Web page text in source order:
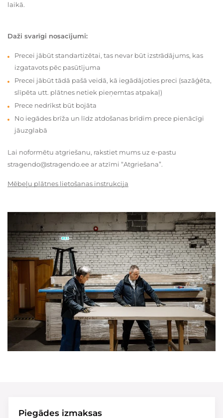
laikā.
Daži svarīgi nosacījumi:
Precei jābūt standartizētai, tas nevar būt izstrādājums, kas
izgatavots pēc pasūtījuma
Precei jābūt tādā pašā veidā, kā iegādājoties preci (sazāģēta,
slīpēta utt. plātnes netiek pieņemtas atpakaļ)
Prece nedrīkst būt bojāta
No iegādes brīža un līdz atdošanas brīdim prece pienācīgi
jāuzglabā
Lai noformētu atgriešanu, rakstiet mums uz e-pastu
stragendo@stragendo.ee ar atzīmi “Atgriešana”.
Mēbeļu plātnes lietošanas instrukcija
Piegādes izmaksas